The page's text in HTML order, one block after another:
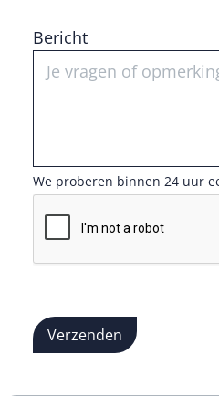
Bericht
We proberen binnen 24 uur
Verzenden